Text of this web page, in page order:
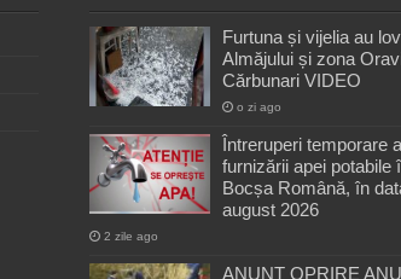
Furtuna și vijelia au
Almăjului și zona
Cărbunari VIDEO
o zi ago
Întreruperi temporare
furnizării apei potabile
Bocșa Română, în
august 2026
2 zile ago
ANUNŢ OPRIRE